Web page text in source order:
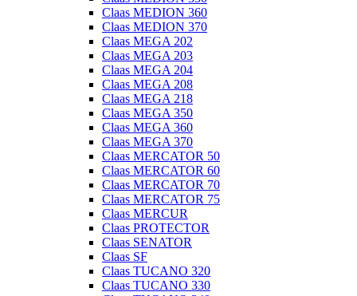
Claas MEDION 360
Claas MEDION 370
Claas MEGA 202
Claas MEGA 203
Claas MEGA 204
Claas MEGA 208
Claas MEGA 218
Claas MEGA 350
Claas MEGA 360
Claas MEGA 370
Claas MERCATOR 50
Claas MERCATOR 60
Claas MERCATOR 70
Claas MERCATOR 75
Claas MERCUR
Claas PROTECTOR
Claas SENATOR
Claas SF
Claas TUCANO 320
Claas TUCANO 330